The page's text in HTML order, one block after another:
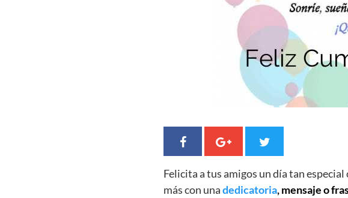
Felicita a tus amigos un día tan
más con unadedicatoria, mensaje o